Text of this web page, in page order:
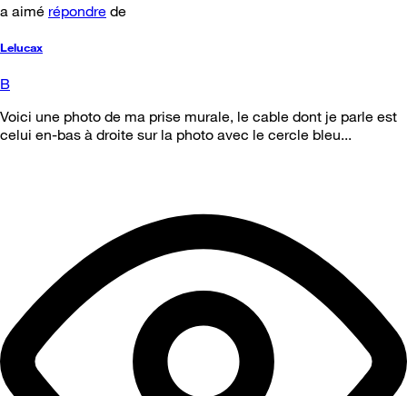
a aimé répondre de
Lelucax
B
Voici une photo de ma prise murale, le cable dont je parle est
celui en-bas à droite sur la photo avec le cercle bleu...